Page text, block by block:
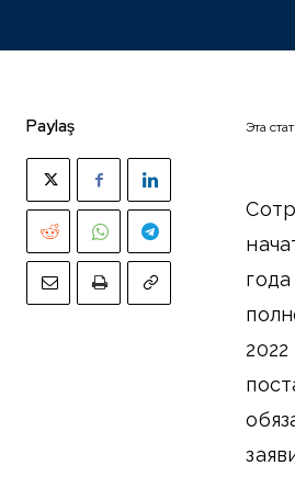
Paylaş Эта